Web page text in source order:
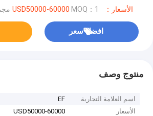
الأسعار：USD50000-60000 MOQ：1 مجموعة
افضل سعر
منتوج وصف
اسم العلامة التجارية
EF
الأسعار
USD50000-60000